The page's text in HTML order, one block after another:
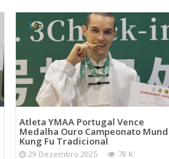
Atleta YMAA Portugal Vence
Medalha Ouro Campeonato
Kung Fu Tradicional
29 Dezembro 2025 78 K